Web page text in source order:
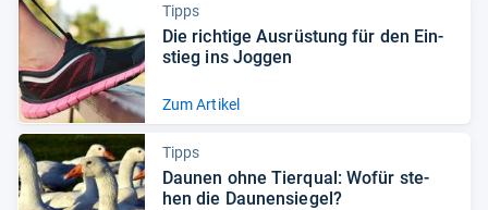
Tipps
Die rich­tige Aus­rüs­tung für den Ein­
stieg ins Jog­gen
Zum Artikel
Tipps
Dau­nen ohne Tier­qual: Wofür ste­
hen die Dau­nen­sie­gel?